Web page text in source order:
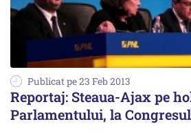
Publicat pe 23 Feb 2013
Reportaj: Steaua-Ajax pe
Parlamentului, la